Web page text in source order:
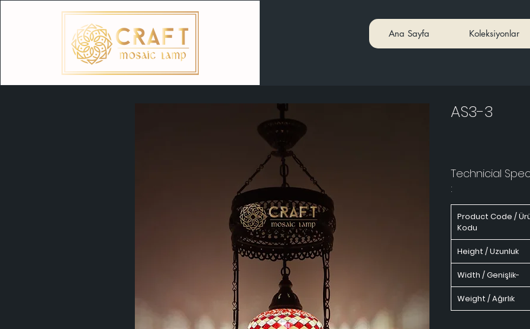
Ana Sayfa Koleksiyonlar
AS3-3
Technicial
:
Product Code /
Kodu
Height / Uzunluk
Width / Genişlik-
Weight / Ağırlık